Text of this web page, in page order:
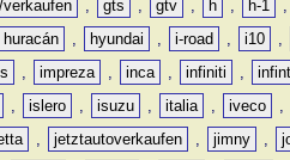
verkaufen , gts , gtv , h , h-1 ,
huracán , hyundai , i-road , i10 ,
, impreza , inca , infiniti ,
, islero , isuzu , italia , iveco ,
, jetztautoverkaufen , jimny ,